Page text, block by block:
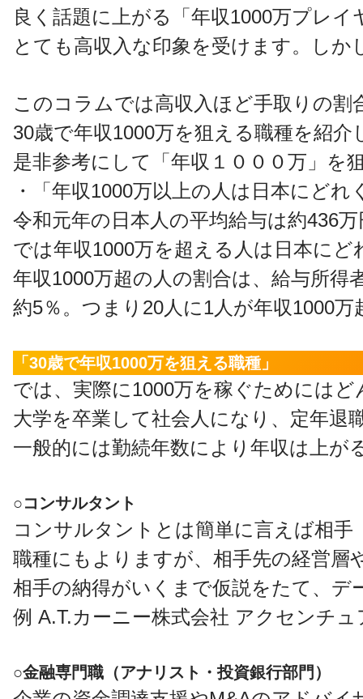
良く話題に上がる「年収1000万プレ
とても高収入な印象を受けます。し
このコラムでは高収入ほど手取りの割
30歳で年収1000万を狙える職種を紹介
是非参考にして「年収１０００万」を
・「年収1000万以上の人は日本にどれ
令和元年の日本人の平均給与は約436
では年収1000万を超える人は日本に
年収1000万超の人の割合は、給与所得
約5％。つまり20人に1人が年収1000
「30歳で年収1000万を狙える職種」
では、実際に1000万を稼ぐためには
大学を卒業して社会人になり、定年
一般的には勤続年数により年収は上が
○コンサルタント
コンサルタントとは簡単に言えば相
職種にもよりますが、相手先の経営
相手の納得がいくまで仮説をたて、デ
例 A.T.カーニー株式会社 アクセンチ
○金融専門職（アナリスト・投資銀行部門）